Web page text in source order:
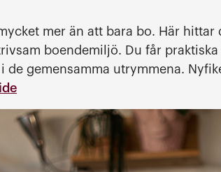
mer än att bara bo. Här
boendemiljö. Du får
de gemensamma utrymmena.